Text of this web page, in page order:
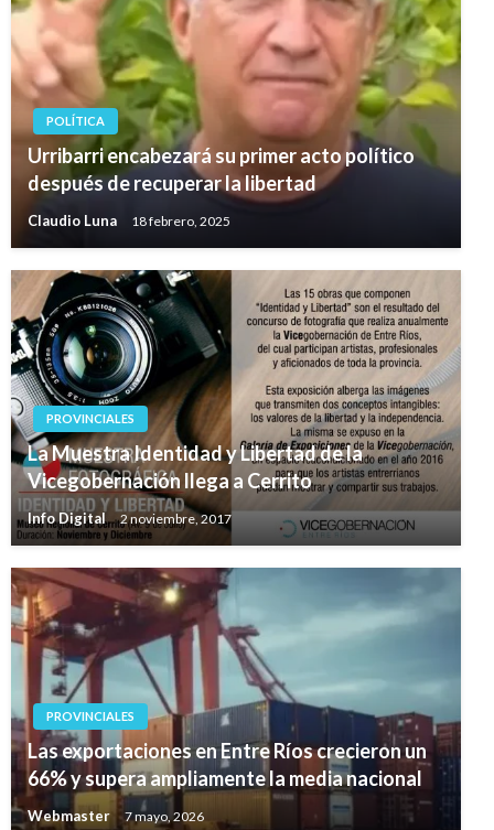
POLÍTICA
Urribarri encabezará su primer acto político
después de recuperar la libertad
Claudio Luna 18 febrero, 2025
PROVINCIALES
La Muestra Identidad y Libertad de la
Vicegobernación llega a Cerrito
Info Digital 2 noviembre, 2017
PROVINCIALES
Las exportaciones en Entre Ríos crecieron un
66% y supera ampliamente la media nacional
Webmaster 7 mayo, 2026